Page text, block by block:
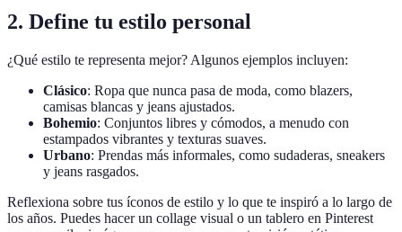
2. Define tu estilo personal
¿Qué estilo te representa mejor? Algunos ejemplos incluyen:
Clásico: Ropa que nunca pasa de moda, como blazers,
camisas blancas y jeans ajustados.
Bohemio: Conjuntos libres y cómodos, a menudo con
estampados vibrantes y texturas suaves.
Urbano: Prendas más informales, como sudaderas, sneakers
y jeans rasgados.
Reflexiona sobre tus íconos de estilo y lo que te inspiró a lo largo de
los años. Puedes hacer un collage visual o un tablero en Pinterest